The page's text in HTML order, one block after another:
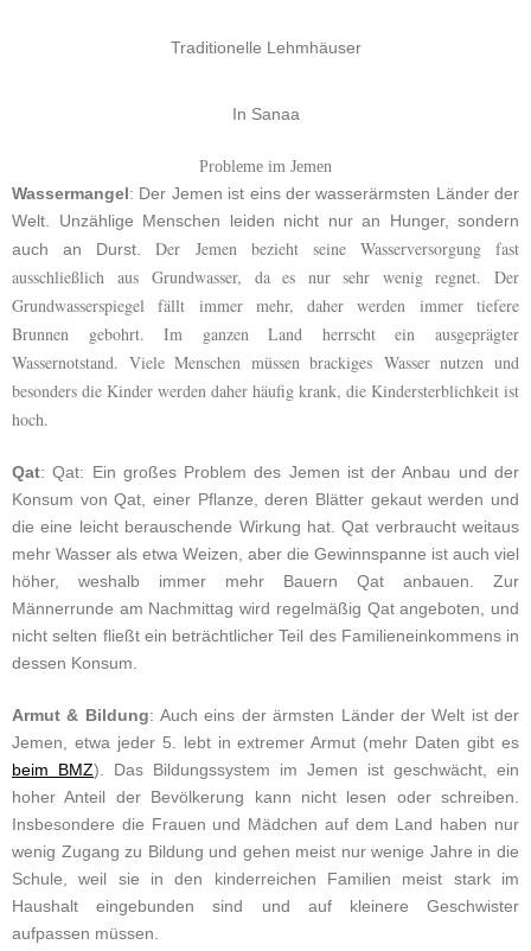
Traditionelle Lehmhäuser
In Sanaa
Probleme im Jemen
Wassermangel: Der Jemen ist eins der wasserärmsten Länder der
Welt. Unzählige Menschen leiden nicht nur an Hunger, sondern
auch an Durst.Der Jemen bezieht seine Wasserversorgung fast
ausschließlich aus Grundwasser, da es nur sehr wenig regnet. Der
Grundwasserspiegel fällt immer mehr, daher werden immer tiefere
Brunnen gebohrt. Im ganzen Land herrscht ein ausgeprägter
Wassernotstand. Viele Menschen müssen brackiges Wasser nutzen und
besonders die Kinder werden daher häufig krank, die Kindersterblichkeit ist
hoch.
Qat: Qat: Ein großes Problem des Jemen ist der Anbau und der
Konsum von Qat, einer Pflanze, deren Blätter gekaut werden und
die eine leicht berauschende Wirkung hat. Qat verbraucht weitaus
mehr Wasser als etwa Weizen, aber die Gewinnspanne ist auch viel
höher, weshalb immer mehr Bauern Qat anbauen. Zur
Männerrunde am Nachmittag wird regelmäßig Qat angeboten, und
nicht selten fließt ein beträchtlicher Teil des Familieneinkommens in
dessen Konsum.
Armut & Bildung: Auch eins der ärmsten Länder der Welt ist der
Jemen, etwa jeder 5. lebt in extremer Armut (mehr Daten gibt es
beim BMZ). Das Bildungssystem im Jemen ist geschwächt, ein
hoher Anteil der Bevölkerung kann nicht lesen oder schreiben.
Insbesondere die Frauen und Mädchen auf dem Land haben nur
wenig Zugang zu Bildung und gehen meist nur wenige Jahre in die
Schule, weil sie in den kinderreichen Familien meist stark im
Haushalt eingebunden sind und auf kleinere Geschwister
aufpassen müssen.